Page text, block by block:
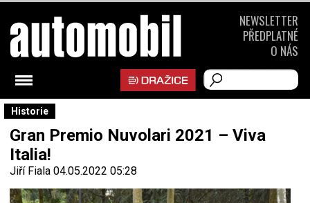
Historie
Gran Premio Nuvolari 2021 – Viva
Italia!
Jiří Fiala 04.05.2022 05:28
NEWSLETTER
PŘEDPLATNÉ
O NÁS